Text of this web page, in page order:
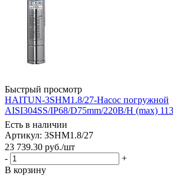
Быстрый просмотр
HAITUN-3SHM1.8/27-Насос погружной
AISI304SS/IP68/D75mm/220В/H (max)
Есть в наличии
Артикул: 3SHM1.8/27
23 739.30 руб./шт
-
+
В корзину